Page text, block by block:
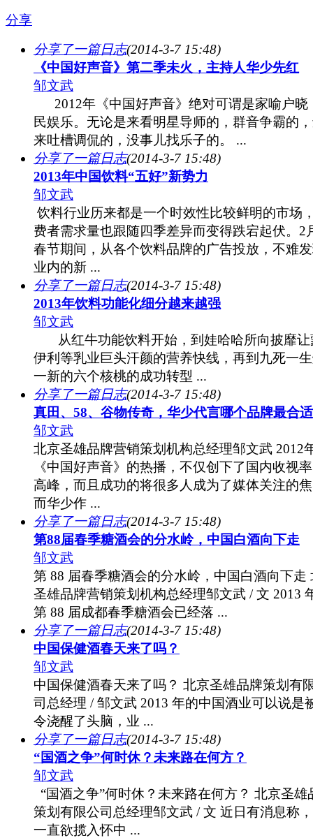
分享
分享了一篇日志(2014-3-7 15:48)
《中国好声音》第二季未火，主持人华少先红
邹文武
2012年《中国好声音》绝对可谓是家喻户晓
民娱乐。无论是来看明星导师的，群音争霸的
来吐槽调侃的，没事儿找乐子的。 ...
分享了一篇日志(2014-3-7 15:48)
2013年中国饮料“五好”新势力
邹文武
饮料行业历来都是一个时效性比较鲜明的市场
费者需求量也跟随四季差异而变得跌宕起伏。2
春节期间，从各个饮料品牌的广告投放，不难
业内的新 ...
分享了一篇日志(2014-3-7 15:48)
2013年饮料功能化细分越来越强
邹文武
从红牛功能饮料开始，到娃哈哈所向披靡让
伊利等乳业巨头汗颜的营养快线，再到九死一
一新的六个核桃的成功转型 ...
分享了一篇日志(2014-3-7 15:48)
真田、58、谷物传奇，华少代言哪个品牌最合
邹文武
北京圣雄品牌营销策划机构总经理邹文武 2012
《中国好声音》的热播，不仅创下了国内收视
高峰，而且成功的将很多人成为了媒体关注的
而华少作 ...
分享了一篇日志(2014-3-7 15:48)
第88届春季糖酒会的分水岭，中国白酒向下走
邹文武
第 88 届春季糖酒会的分水岭，中国白酒向下走
圣雄品牌营销策划机构总经理邹文武 / 文 2013
第 88 届成都春季糖酒会已经落 ...
分享了一篇日志(2014-3-7 15:48)
中国保健酒春天来了吗？
邹文武
中国保健酒春天来了吗？ 北京圣雄品牌策划有
司总经理 / 邹文武 2013 年的中国酒业可以说是
令浇醒了头脑，业 ...
分享了一篇日志(2014-3-7 15:48)
“国酒之争”何时休？未来路在何方？
邹文武
“国酒之争”何时休？未来路在何方？ 北京圣雄
策划有限公司总经理邹文武 / 文 近日有消息称
一直欲揽入怀中 ...